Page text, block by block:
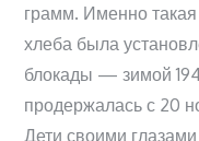
грамм. Именно
хлеба была
блокады — зимой
продержалась с 20
Дети своими